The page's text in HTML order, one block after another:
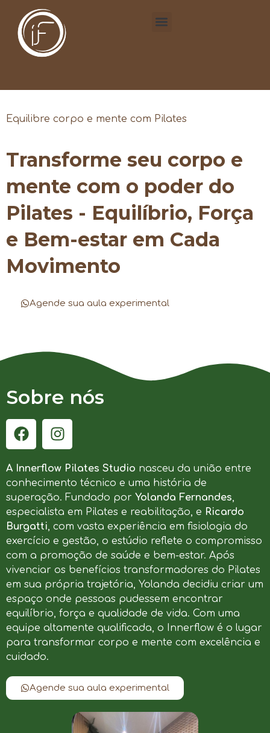
Equilibre corpo e mente com Pilates
Transforme seu corpo e
mente com o poder do
Pilates - Equilíbrio, Força
e Bem-estar em Cada
Movimento
Agende sua aula experimental
Sobre nós
A Innerflow Pilates Studio nasceu da união entre
conhecimento técnico e uma história de
superação. Fundado por Yolanda Fernandes,
especialista em Pilates e reabilitação, e Ricardo
Burgatti, com vasta experiência em fisiologia do
exercício e gestão, o estúdio reflete o compromisso
com a promoção de saúde e bem-estar. Após
vivenciar os benefícios transformadores do Pilates
em sua própria trajetória, Yolanda decidiu criar um
espaço onde pessoas pudessem encontrar
equilíbrio, força e qualidade de vida. Com uma
equipe altamente qualificada, o Innerflow é o lugar
para transformar corpo e mente com excelência e
cuidado.
Agende sua aula experimental